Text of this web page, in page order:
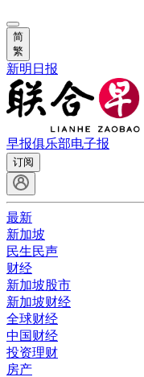
简
繁
新明日报
早报俱乐部电子报
订阅
最新
新加坡
民生民声
财经
新加坡股市
新加坡财经
全球财经
中国财经
投资理财
房产